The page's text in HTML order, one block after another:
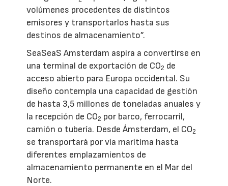
volúmenes procedentes de distintos
emisores y transportarlos hasta sus
destinos de almacenamiento”.
SeaSeaS Amsterdam aspira a convertirse en
una terminal de exportación de CO2 de
acceso abierto para Europa occidental. Su
diseño contempla una capacidad de gestión
de hasta 3,5 millones de toneladas anuales y
la recepción de CO2 por barco, ferrocarril,
camión o tubería. Desde Ámsterdam, el CO2
se transportará por vía marítima hasta
diferentes emplazamientos de
almacenamiento permanente en el Mar del
Norte.